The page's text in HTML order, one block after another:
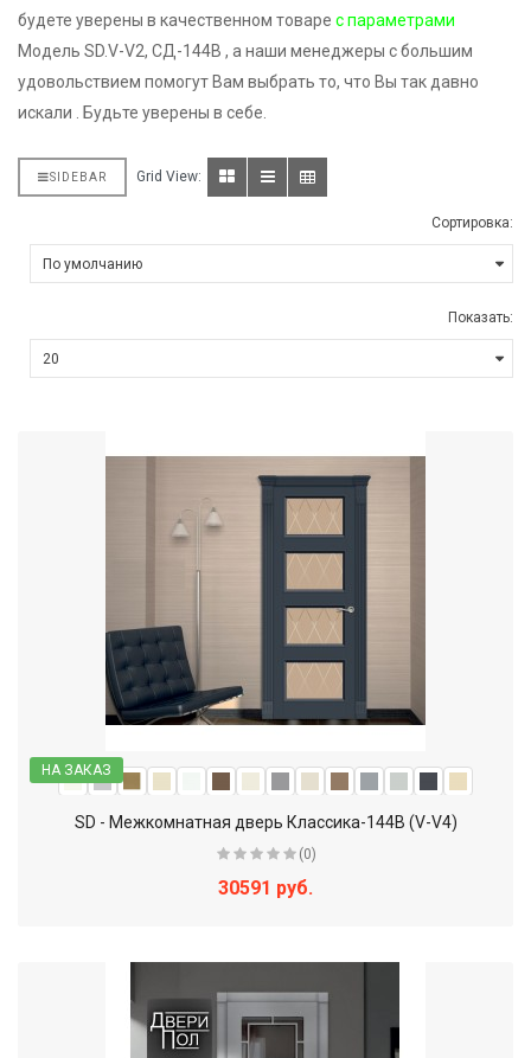
будете уверены в качественном товаре с параметрами
Модель SD.V-V2, СД-144В , а наши менеджеры с большим
удовольствием помогут Вам выбрать то, что Вы так давно
искали . Будьте уверены в себе.
SIDEBAR Grid View:
Сортировка:
Показать:
НА ЗАКАЗ
SD - Межкомнатная дверь Классика-144В (V-V4)
(0)
30591 руб.